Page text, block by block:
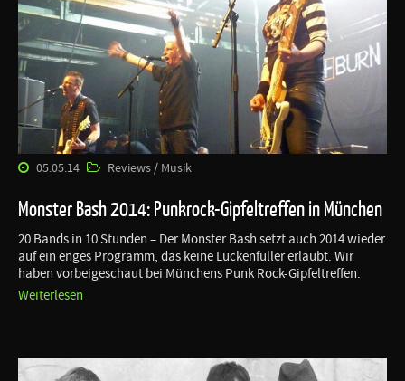
05.05.14 Reviews / Musik
Monster Bash 2014: Punkrock-Gipfeltreffen in München
20 Bands in 10 Stunden – Der Monster Bash setzt auch 2014 wieder
auf ein enges Programm, das keine Lückenfüller erlaubt. Wir
haben vorbeigeschaut bei Münchens Punk Rock-Gipfeltreffen.
Weiterlesen